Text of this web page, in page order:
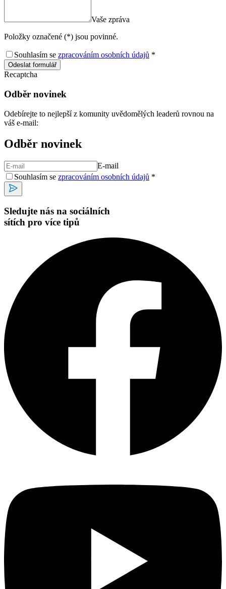
Vaše zpráva
Položky označené (*) jsou povinné.
Souhlasím se zpracováním osobních údajů *
Odeslat formulář
Recaptcha
Odběr novinek
Odebírejte to nejlepší z komunity uvědomělých leaderů rovnou na
váš e-mail:
Odběr novinek
E-mail
Souhlasím se zpracováním osobních údajů *
Sledujte nás na sociálních
sítích pro více tipů